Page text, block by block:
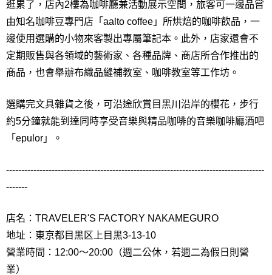
逛累了，店內2樓為咖啡廳兼活動展示空間，旅客可一邊品嘗
由知名咖啡豆專門店「aalto coffee」所烘焙的咖啡飲品，一
邊使用選購的小物來客製出專屬筆記本。此外，店家還會不
定期販售與各領域的藝術家、各種品牌、商店所合作推出的
商品，也會舉辦布織品縫補教室、咖啡教室等工作坊。
選購完文具雜貨之後，可沿途欣賞目黑川沿岸的櫻花，步行
約5分鐘就能到達同時享受音樂與精品咖啡的音樂咖啡廳酒吧
「epulor」。
-------------------------------------------------------------------------------------
-------
店名：TRAVELER'S FACTORY NAKAMEGURO
地址：東京都目黒区上目黒3-13-10
營業時間：12:00～20:00（週二公休，若週二為假日則營
業）